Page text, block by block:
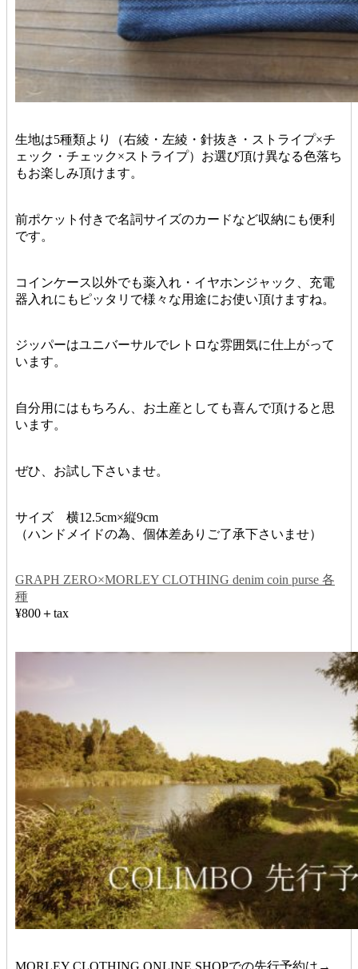
生地は5種類より（右綾・左綾・針抜き・ストライプ×チ
ェック・チェック×ストライプ）お選び頂け異なる色落ち
もお楽しみ頂けます。
前ポケット付きで名詞サイズのカードなど収納にも便利
です。
コインケース以外でも薬入れ・イヤホンジャック、充電
器入れにもピッタリで様々な用途にお使い頂けますね。
ジッパーはユニバーサルでレトロな雰囲気に仕上がって
います。
自分用にはもちろん、お土産としても喜んで頂けると思
います。
ぜひ、お試し下さいませ。
サイズ 横12.5cm×縦9cm
（ハンドメイドの為、個体差ありご了承下さいませ）
GRAPH ZERO×MORLEY CLOTHING denim coin purse 各
種
¥800＋tax
MORLEY CLOTHING ONLINE SHOPでの先行予約は→